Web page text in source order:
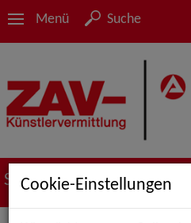
Menü Suche
Suche nach Künstler*innen
Cookie-Einstellungen